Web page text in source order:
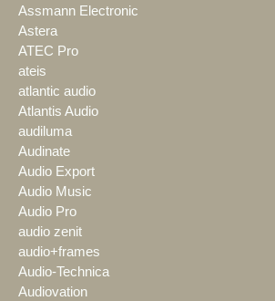
Assmann Electronic
Astera
ATEC Pro
ateis
atlantic audio
Atlantis Audio
audiluma
Audinate
Audio Export
Audio Music
Audio Pro
audio zenit
audio+frames
Audio-Technica
Audiovation